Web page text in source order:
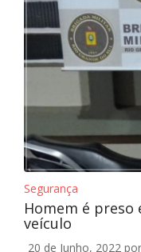
Segurança
Homem é
veículo
20 de Junho, 2022